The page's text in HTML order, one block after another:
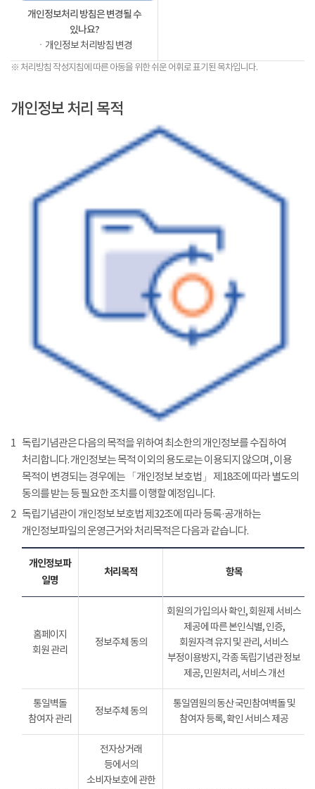
개인정보처리 방침은 변경될 수
있나요?
ㆍ개인정보 처리방침 변경
※ 처리방침 작성지침에 따른 아동을 위한 쉬운 어휘로 표기된 목차입니다.
개인정보 처리 목적
1 독립기념관은 다음의 목적을 위하여 최소한의 개인정보를 수집하여
처리합니다. 개인정보는 목적 이외의 용도로는 이용되지 않으며, 이용
목적이 변경되는 경우에는 「개인정보 보호법」 제18조에 따라 별도의
동의를 받는 등 필요한 조치를 이행할 예정입니다.
2 독립기념관이 개인정보 보호법 제32조에 따라 등록·공개하는
개인정보파일의 운영근거와 처리목적은 다음과 같습니다.
개인정보파
일명
처리목적 항목
홈페이지
회원 관리
정보주체 동의
회원의 가입의사 확인, 회원제 서비스
제공에 따른 본인식별, 인증,
회원자격 유지 및 관리, 서비스
부정이용방지, 각종 독립기념관 정보
제공, 민원처리, 서비스 개선
통일벽돌
참여자 관리
정보주체 동의
통일염원의 동산 국민참여벽돌 및
참여자 등록, 확인 서비스 제공
전자상거래
등에서의
소비자보호에 관한